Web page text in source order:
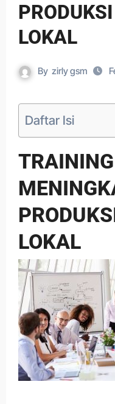
LOKAL
By zirly gsm
Daftar Isi
TRAINING
LOKAL